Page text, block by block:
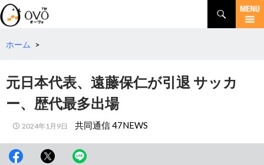
検
索
コ
テ
へ
動
ホーム >
元日本代表、遠藤保仁が引退 サッカ
ー、歴代最多出場
2024年1月9日 共同通信 47NEWS